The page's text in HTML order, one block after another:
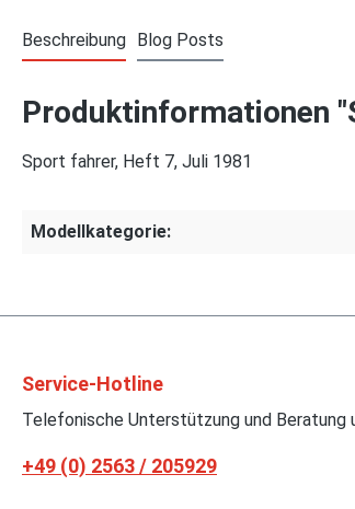
Beschreibung Blog Posts
Produktinformationen
Sport fahrer, Heft 7, Juli 1981
Modellkategorie:
Service-Hotline
Telefonische Unterstützung und Beratung
+49 (0) 2563 / 205929